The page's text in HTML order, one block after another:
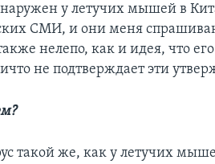
у летучих мышей в
СМИ, и они меня
нелепо, как и идея, что
не подтверждает эти
такой же, как у летучих